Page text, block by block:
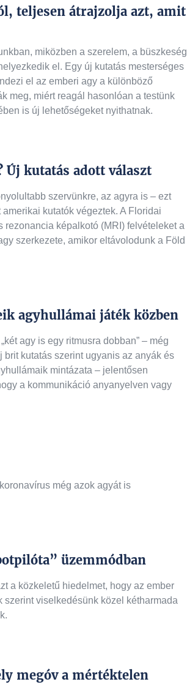
teljesen átrajzolja azt, amit
miközben a szerelem, a büszkeség
el. Egy új kutatás mesterséges
el az emberi agy a különböző
meg, miért reagál hasonlóan a testünk
is új lehetőségeket nyithatnak.
Új kutatás adott választ
szervünkre, az agyra is – ezt
kutatók végeztek. A Floridai
képalkotó (MRI) felvételeket a
szerkezete, amikor eltávolodunk a Föld
agyhullámai játék közben
agy is egy ritmusra dobban” – még
kutatás szerint ugyanis az anyák és
mintázata – jelentősen
a kommunikáció anyanyelven vagy
még azok agyát is
üzemmódban
a közkeletű hiedelmet, hogy az ember
szerint viselkedésünk közel kétharmada
megóv a mértéktelen